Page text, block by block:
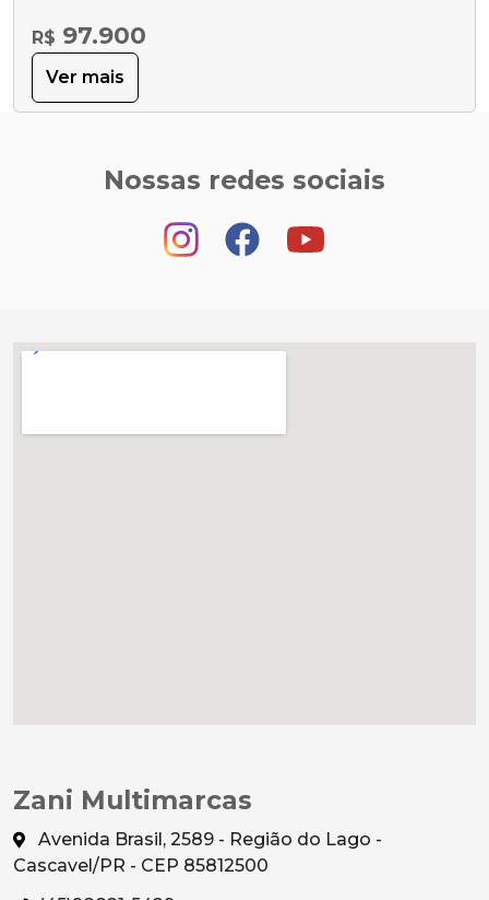
R$ 97.900
Ver mais
Nossas redes sociais
Zani Multimarcas
Avenida Brasil, 2589 - Região do Lago -
Cascavel/PR - CEP 85812500